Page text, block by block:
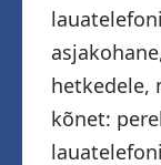
hetkedele,
kõnet: